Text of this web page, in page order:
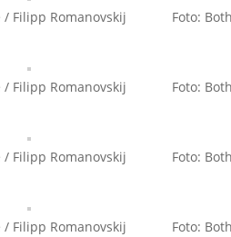
/ Filipp Romanovskij Foto:
/ Filipp Romanovskij Foto:
/ Filipp Romanovskij Foto:
/ Filipp Romanovskij Foto: